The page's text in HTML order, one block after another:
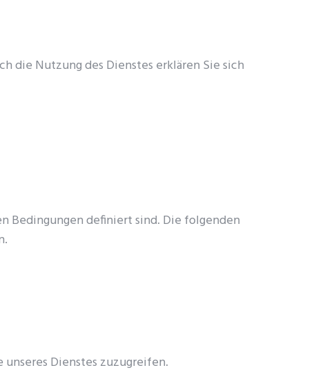
die Nutzung des Dienstes erklären Sie sich
Bedingungen definiert sind. Die folgenden
Dienstes zuzugreifen.